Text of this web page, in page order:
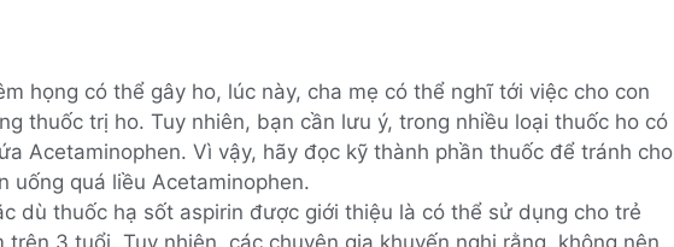
họng có thể gây ho, lúc này, cha mẹ có thể nghĩ tới việc cho con
thuốc trị ho. Tuy nhiên, bạn cần lưu ý, trong nhiều loại thuốc ho có
Acetaminophen. Vì vậy, hãy đọc kỹ thành phần thuốc để tránh cho
uống quá liều Acetaminophen.
dù thuốc hạ sốt aspirin được giới thiệu là có thể sử dụng cho trẻ